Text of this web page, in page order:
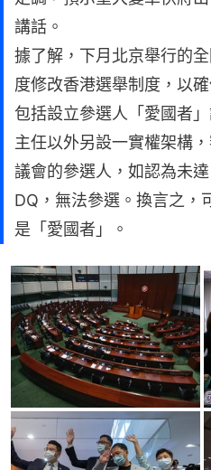
講話。
據了解，下月北京舉行的
度修改香港選舉制度，以
包括設立參選人「愛國者
主任以外另設一實權架構
議會的參選人，如認為未
DQ，無法參選。換言之，
是「愛國者」。